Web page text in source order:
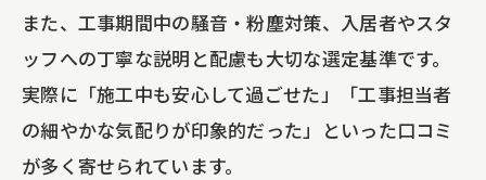
また、工事期間中の騒音・粉塵対策、入居者やスタ
ッフへの丁寧な説明と配慮も大切な選定基準です。
実際に「施工中も安心して過ごせた」「工事担当者
の細やかな気配りが印象的だった」といった口コミ
が多く寄せられています。